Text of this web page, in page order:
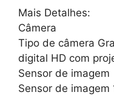
Mais Detalhes:
Câmera
Tipo de câmera
digital HD com
Sensor de imagem
Sensor de imagem